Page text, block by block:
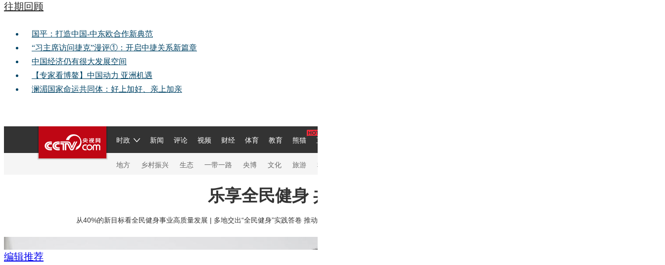
往期回顾
国平：打造中国-中东欧合作新典范
“习主席访问捷克”漫评①：开启中捷关系新篇章
中国经济仍有很大发展空间
【专家看博鳌】中国动力 亚洲机遇
澜湄国家命运共同体：好上加好、亲上加亲
编辑推荐